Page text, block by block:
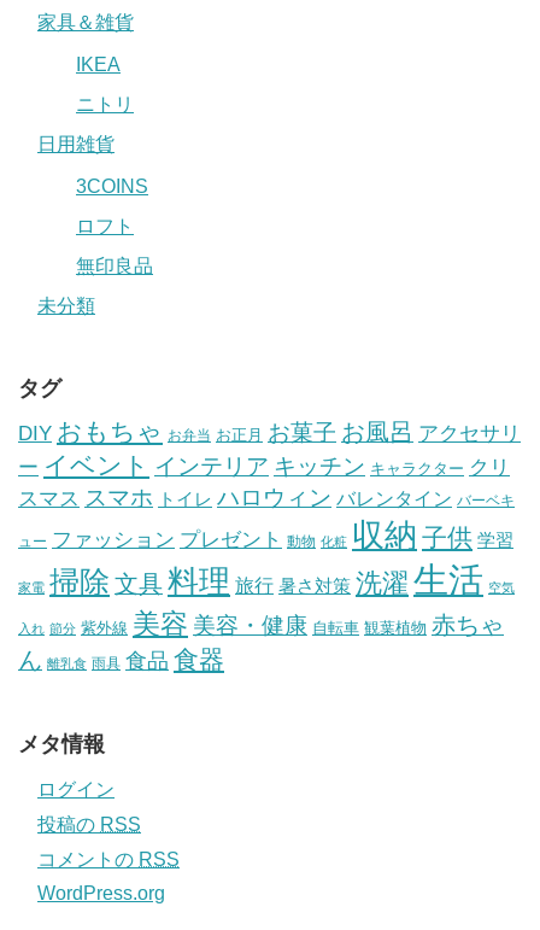
家具＆雑貨
IKEA
ニトリ
日用雑貨
3COINS
ロフト
無印良品
未分類
タグ
DIY おもちゃ お弁当 お正月 お菓子 お風呂 アクセサリ
ー イベント インテリア キッチン キャラクター クリ
スマス スマホ トイレ ハロウィン バレンタイン バーベキ
ュー ファッション プレゼント 動物 化粧 収納 子供 学習
家電 掃除 文具料理 旅行 暑さ対策 洗濯 生活 空気
入れ 節分 紫外線 美容 美容・健康 自転車 観葉植物 赤ちゃ
ん 離乳食 雨具 食品 食器
メタ情報
ログイン
投稿の RSS
コメントの RSS
WordPress.org